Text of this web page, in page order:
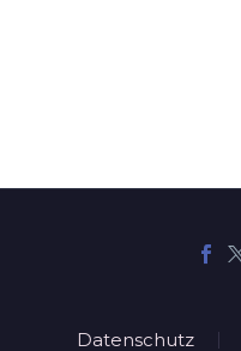
Datenschutz